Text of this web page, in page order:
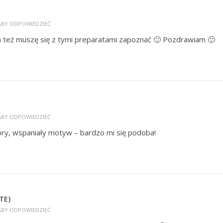
ODPOWIEDZIEĆ
też muszę się z tymi preparatami zapoznać 🙂 Pozdrawiam 🙂
ODPOWIEDZIEĆ
wspaniały motyw – bardzo mi się podoba!
ODPOWIEDZIEĆ